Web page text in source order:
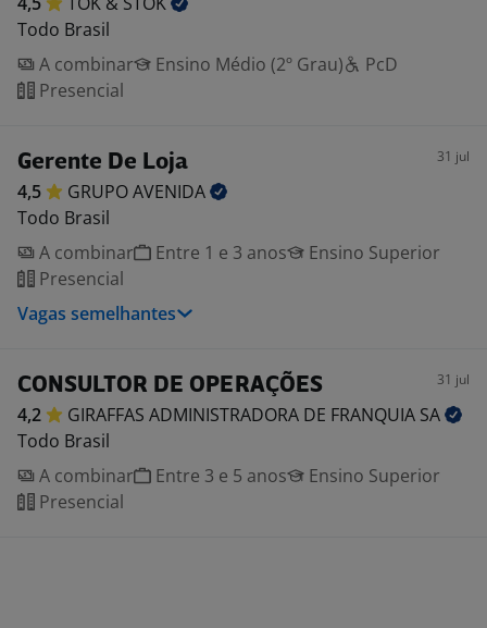
Todo Brasil
A combinar
Ensino Médio (2º Grau)
PcD
Presencial
Gerente De Loja 31 jul
4,5 GRUPOAVENIDA
Todo Brasil
A combinar
Entre 1 e 3 anos
Ensino Superior
Presencial
Vagas semelhantes
CONSULTOR DE OPERAÇÕES 31 jul
4,2 GIRAFFAS ADMINISTRADORA DE FRANQUIA SA
Todo Brasil
A combinar
Entre 3 e 5 anos
Ensino Superior
Presencial